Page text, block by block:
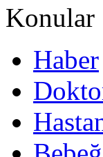
Konular
Haber